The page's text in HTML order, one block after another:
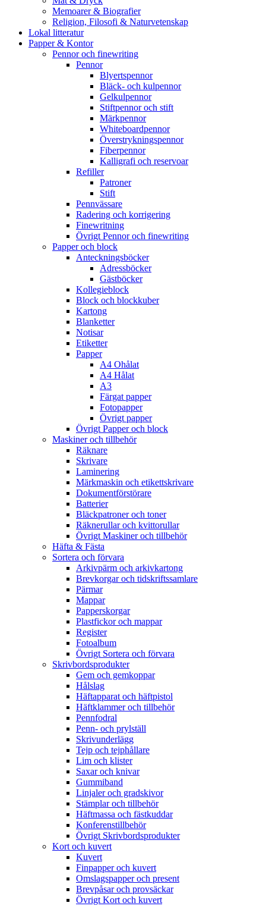
Memoarer & Biografier
Religion, Filosofi & Naturvetenskap
Lokal litteratur
Papper & Kontor
Pennor och finewriting
Pennor
Blyertspennor
Bläck- och kulpennor
Gelkulpennor
Stiftpennor och stift
Märkpennor
Whiteboardpennor
Överstrykningspennor
Fiberpennor
Kalligrafi och reservoar
Refiller
Patroner
Stift
Pennvässare
Radering och korrigering
Finewritning
Övrigt Pennor och finewriting
Papper och block
Anteckningsböcker
Adressböcker
Gästböcker
Kollegieblock
Block och blockkuber
Kartong
Blanketter
Notisar
Etiketter
Papper
A4 Ohålat
A4 Hålat
A3
Färgat papper
Fotopapper
Övrigt papper
Övrigt Papper och block
Maskiner och tillbehör
Räknare
Skrivare
Laminering
Märkmaskin och etikettskrivare
Dokumentförstörare
Batterier
Bläckpatroner och toner
Räknerullar och kvittorullar
Övrigt Maskiner och tillbehör
Häfta & Fästa
Sortera och förvara
Arkivpärm och arkivkartong
Brevkorgar och tidskriftssamlare
Pärmar
Mappar
Papperskorgar
Plastfickor och mappar
Register
Fotoalbum
Övrigt Sortera och förvara
Skrivbordsprodukter
Gem och gemkoppar
Hålslag
Häftapparat och häftpistol
Häftklammer och tillbehör
Pennfodral
Penn- och prylställ
Skrivunderlägg
Tejp och tejphållare
Lim och klister
Saxar och knivar
Gummiband
Linjaler och gradskivor
Stämplar och tillbehör
Häftmassa och fästkuddar
Konferenstillbehör
Övrigt Skrivbordsprodukter
Kort och kuvert
Kuvert
Finpapper och kuvert
Omslagspapper och present
Brevpåsar och provsäckar
Övrigt Kort och kuvert